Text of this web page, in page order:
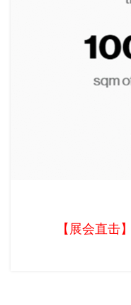
【展会直